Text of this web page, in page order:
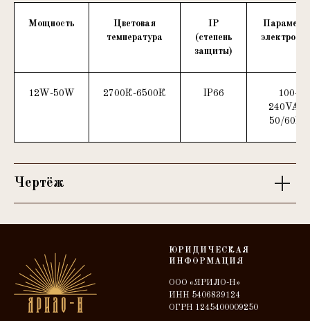
Мощность
Цветовая
температура
IP
(степень
защиты)
12W-50W 2700К-6500К IP66
100-
240VAC,
50/60Hz
Чертёж
ЮРИДИЧЕСКАЯ
ИНФОРМАЦИЯ
ООО «ЯРИЛО-Н»
ИНН 5406839124
ОГРН 1245400009250